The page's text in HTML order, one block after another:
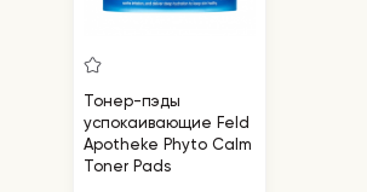
Тонер-пэды
успокаивающие Feld
Apotheke Phyto Calm
Toner Pads